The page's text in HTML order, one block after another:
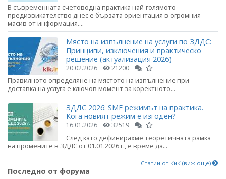
В съвременната счетоводна практика най-голямото
предизвикателство днес е бързата ориентация в огромния
масив от информация....
Място на изпълнение на услуги по ЗДДС:
Принципи, изключения и практическо
решение (актуализация 2026)
20.02.2026 21200
Правилното определяне на мястото на изпълнение при
доставка на услуга е ключов момент за коректното...
ЗДДС 2026: SME режимът на практика.
Кога новият режим е изгоден?
16.01.2026 32519
След като дефинирахме теоретичната рамка
на промените в ЗДДС от 01.01.2026 г., е време да...
Статии от КиК (виж още)
Последно от форума